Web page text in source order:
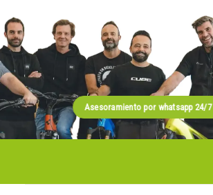
Asesoramiento por whatsapp 24/7